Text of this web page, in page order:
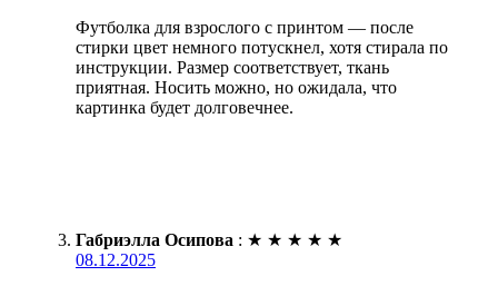
Футболка для взрослого с принтом — после
стирки цвет немного потускнел, хотя стирала по
инструкции. Размер соответствует, ткань
приятная. Носить можно, но ожидала, что
картинка будет долговечнее.
Габриэлла Осипова : ★ ★ ★ ★ ★
08.12.2025